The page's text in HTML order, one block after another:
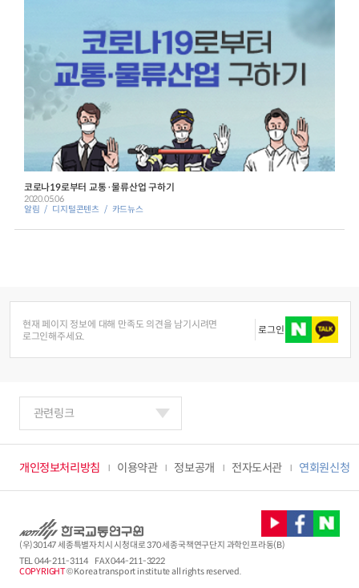
코로나19로부터 교통·물류산업 구하기
알림 디지털콘텐츠 카드뉴스
2020.05.06
현재 페이지 정보에 대해 만족도 의견을 남기시려면
로그인해주세요.
로그인
개인정보처리방침 이용약관 정보공개 전자도서관 연회원신청
관련링크
(우)30147 세종특별자치시 시청대로 370 세종국책연구단지 과학인프라동(B)
TEL044-211-3114
FAX 044-211-3222
COPYRIGHT© Korea transport institute all rights reserved.